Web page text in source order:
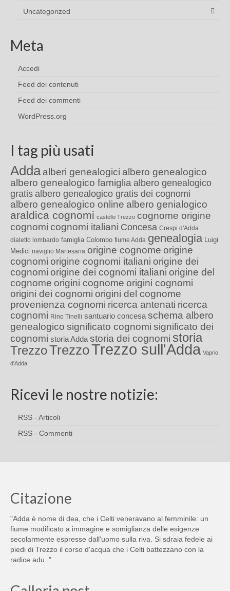
Uncategorized
Meta
Accedi
Feed dei contenuti
Feed dei commenti
WordPress.org
I tag più usati
Adda alberi genealogici albero genealogico
albero genealogico famiglia albero genealogico
gratis albero genealogico gratis dei cognomi
albero genealogico online albero genialogico
araldica cognomi castello Trezzo cognome origine
cognomi cognomi italiani Concesa Crespi d'Adda
dialetto lombardo famiglia Colombo fiume Adda genealogia Luigi
Medici naviglio Martesana origine cognome origine
cognomi origine cognomi italiani origine dei
cognomi origine dei cognomi italiani origine del
cognome origini cognome origini cognomi
origini dei cognomi origini del cognome
provenienza cognomi ricerca antenati ricerca
cognomi Rino Tinelli santuario concesa schema albero
genealogico significato cognomi significato dei
cognomi storia Adda storia dei cognomi storia
TrezzoTrezzoTrezzo sull'Adda Vaprio
d'Adda
Ricevi le nostre notizie:
RSS - Articoli
RSS - Commenti
Citazione
"Adda è nome di dea, che i Celti veneravano al femminile: un
fiume modificato a immagine e somiglianza delle esigenze
secolarmente espresse dall'uomo sulla riva. Si sdraia fedele ai
piedi di Trezzo il corso d'acqua che i Celti battezzano con la
radice adu.."